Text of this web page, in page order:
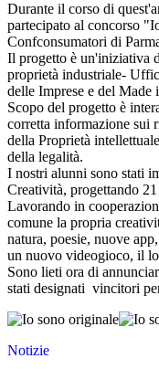
Durante il corso di
partecipato al concorso
Confconsumatori di
Il progetto è un'iniziativa
proprietà industriale-
delle Imprese e del Made
Scopo del progetto è
corretta informazione sui
della Proprietà
della legalità.
I nostri alunni sono stati
Creatività, progettando
Lavorando in
comune la propria
natura, poesie, nuove
un nuovo videogioco, il
Sono lieti ora di
stati designati vincitori
Notizie